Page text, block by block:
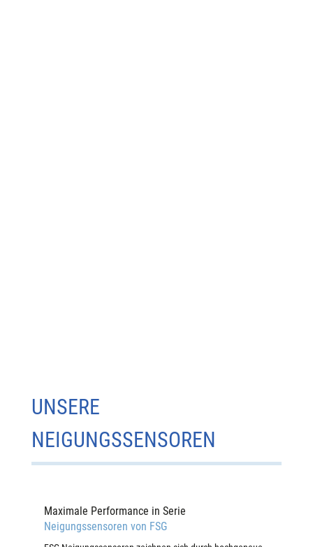
UNSERE
NEIGUNGSSENSOREN
Maximale Performance in Serie
Neigungssensoren von FSG